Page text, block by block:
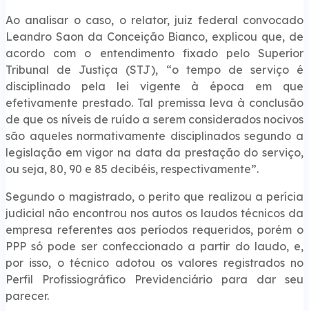
Ao analisar o caso, o relator, juiz federal convocado
Leandro Saon da Conceição Bianco, explicou que, de
acordo com o entendimento fixado pelo Superior
Tribunal de Justiça (STJ), “o tempo de serviço é
disciplinado pela lei vigente à época em que
efetivamente prestado. Tal premissa leva à conclusão
de que os níveis de ruído a serem considerados nocivos
são aqueles normativamente disciplinados segundo a
legislação em vigor na data da prestação do serviço,
ou seja, 80, 90 e 85 decibéis, respectivamente”.
Segundo o magistrado, o perito que realizou a perícia
judicial não encontrou nos autos os laudos técnicos da
empresa referentes aos períodos requeridos, porém o
PPP só pode ser confeccionado a partir do laudo, e,
por isso, o técnico adotou os valores registrados no
Perfil Profissiográfico Previdenciário para dar seu
parecer.